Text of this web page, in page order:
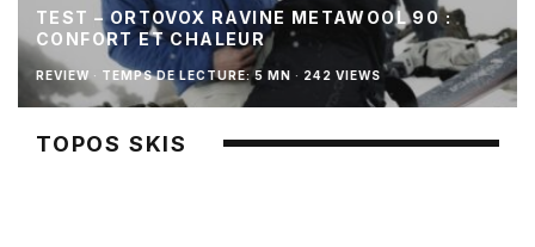
TEST – ORTOVOX RAVINE METAWOOL 90 :
CONFORT ET CHALEUR
REVIEW · TEMPS DE LECTURE: 5 MN · 242 VIEWS
TOPOS SKIS